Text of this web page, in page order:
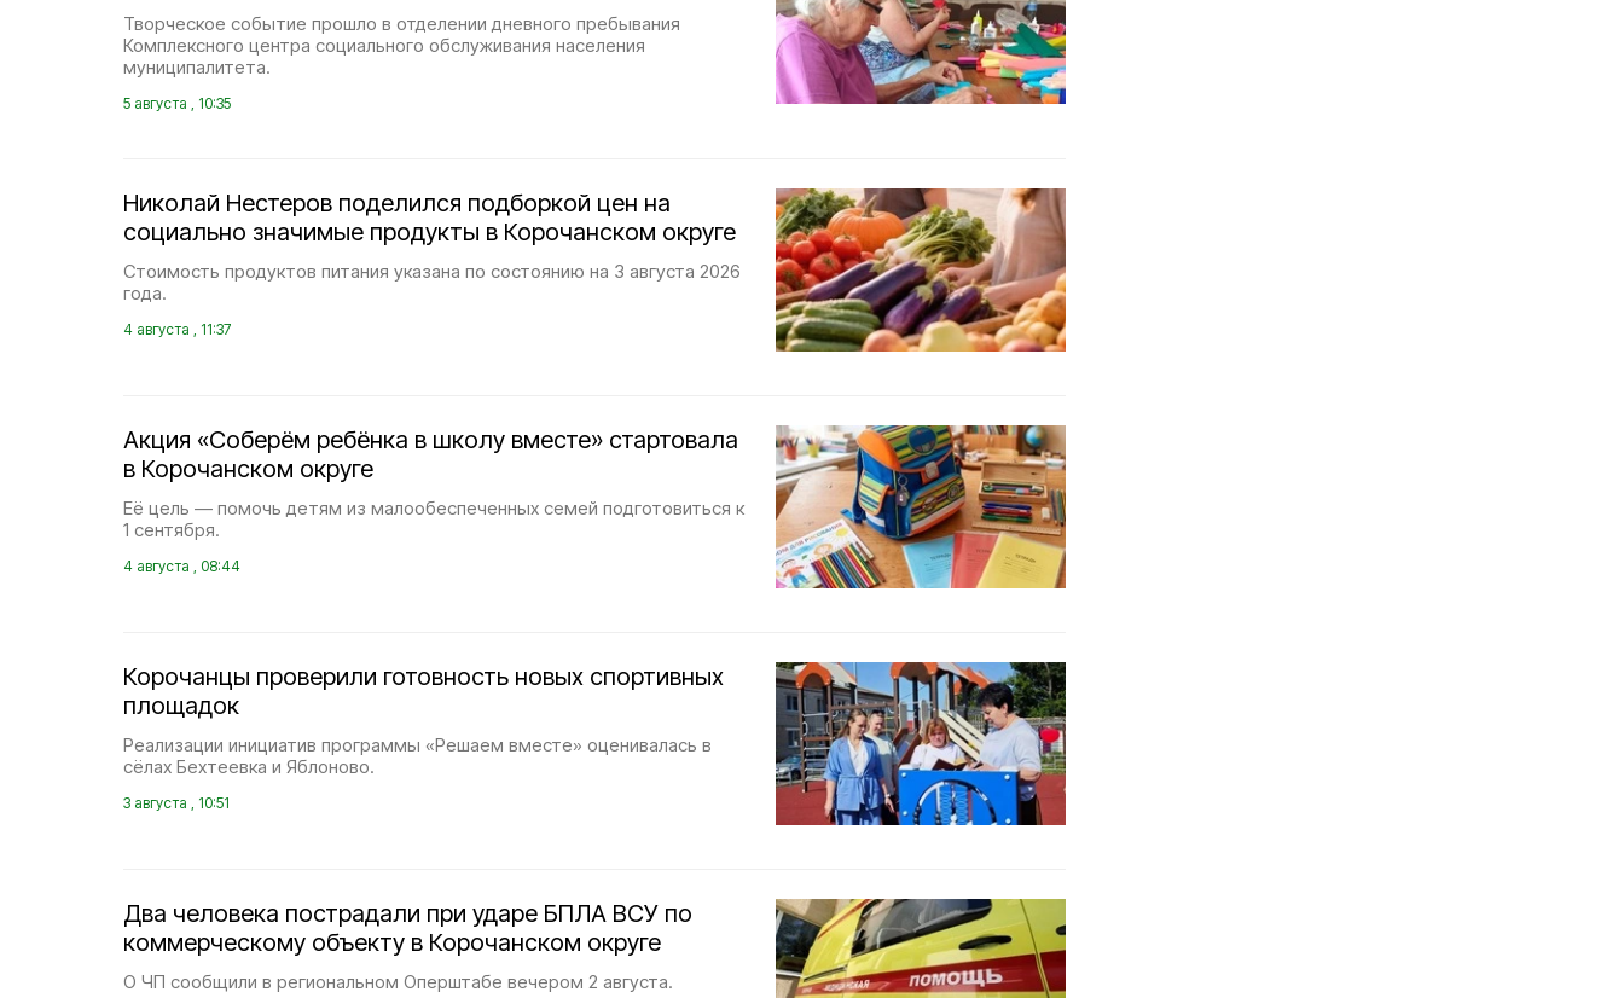
Творческое событие прошло в отделении дневного пребывания
Комплексного центра социального обслуживания населения
муниципалитета.
5 августа , 10:35
Николай Нестеров поделился подборкой цен на
социально значимые продукты в Корочанском округе
Стоимость продуктов питания указана по состоянию на 3 августа 2026
года.
4 августа , 11:37
Акция «Соберём ребёнка в школу вместе» стартовала
в Корочанском округе
Её цель — помочь детям из малообеспеченных семей подготовиться к
1 сентября.
4 августа , 08:44
Корочанцы проверили готовность новых спортивных
площадок
Реализации инициатив программы «Решаем вместе» оценивалась в
сёлах Бехтеевка и Яблоново.
3 августа , 10:51
Два человека пострадали при ударе БПЛА ВСУ по
коммерческому объекту в Корочанском округе
О ЧП сообщили в региональном Оперштабе вечером 2 августа.